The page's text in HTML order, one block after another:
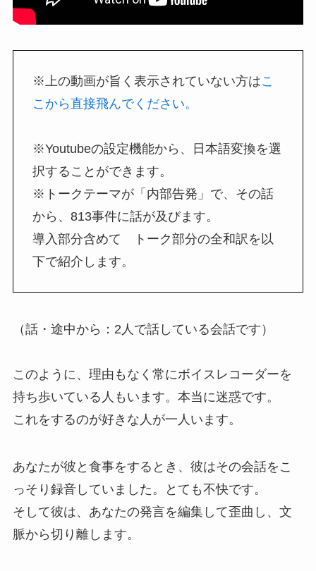
※上の動画が旨く表示されていない方はこ
こから直接飛んでください。
※Youtubeの設定機能から、日本語変換を選
択することができます。
※トークテーマが「内部告発」で、その話
から、813事件に話が及びます。
導入部分含めて トーク部分の全和訳を以
下で紹介します。
（話・途中から：2人で話している会話です）
このように、理由もなく常にボイスレコーダーを
持ち歩いている人もいます。本当に迷惑です。
これをするのが好きな人が一人います。
あなたが彼と食事をするとき、彼はその会話をこ
っそり録音していました。とても不快です。
そして彼は、あなたの発言を編集して歪曲し、文
脈から切り離します。